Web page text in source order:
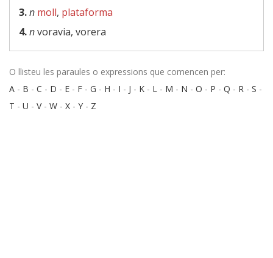
3.n moll, plataforma
4.nvoravia, vorera
O llisteu les paraules o expressions que comencen per:
A - B - C - D - E - F - G - H - I - J - K - L - M - N - O - P - Q - R - S -
T - U - V- W - X - Y - Z